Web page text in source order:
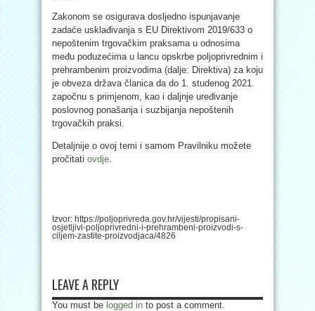
Zakonom se osigurava dosljedno ispunjavanje
zadaće usklađivanja s EU Direktivom 2019/633 o
nepoštenim trgovačkim praksama u odnosima
među poduzećima u lancu opskrbe poljoprivrednim i
prehrambenim proizvodima (dalje: Direktiva) za koju
je obveza država članica da do 1. studenog 2021.
započnu s primjenom, kao i daljnje uređivanje
poslovnog ponašanja i suzbijanja nepoštenih
trgovačkih praksi.
Detaljnije o ovoj temi i samom Pravilniku možete
pročitati ovdje.
Izvor: https://poljoprivreda.gov.hr/vijesti/propisani-
osjetljivi-poljoprivredni-i-prehrambeni-proizvodi-s-
ciljem-zastite-proizvodjaca/4826
LEAVE A REPLY
You must be logged in to post a comment.